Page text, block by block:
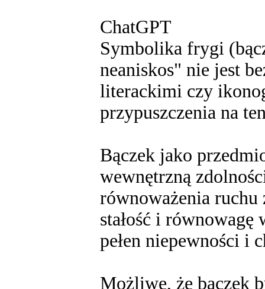
ChatGPT
Symbolika frygi
neaniskos" nie jest
literackimi czy
przypuszczenia na
Bączek jako
wewnętrzną
równoważenia ruchu
stałość i
pełen niepewności i
Możliwe, że bączek